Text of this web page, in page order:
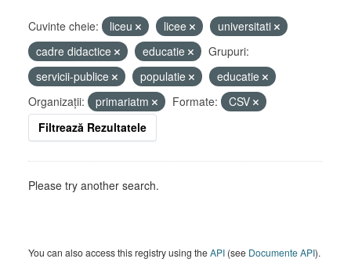
Cuvinte cheie: liceu licee
universitati
cadre didactice
educatie
Grupuri:
servicii-publice
populatie
educatie
Organizații:
primariatm Formate:
CSV
Filtrează Rezultatele
Please try another search.
You can also access this registry using theAPI (see Documente API).